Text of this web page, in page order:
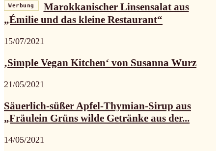
Werbung
Marokkanischer Linsensalat aus
„Émilie und das kleine Restaurant“
15/07/2021
‚Simple Vegan Kitchen‘ von Susanna Wurz
21/05/2021
Säuerlich-süßer Apfel-Thymian-Sirup aus
„Fräulein Grüns wilde Getränke aus der...
14/05/2021